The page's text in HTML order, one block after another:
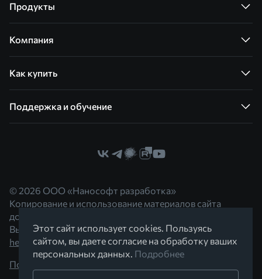
Продукты
Компания
Как купить
Поддержка и обучение
© 2026 ООО «Нанософт разработка»
Копирование и использование материалов сайта
допускается с согласия правообладателя.
Вы можете обратиться к нам по адресу
hello@nanocad.ru
Политика конфиденциальности
Этот сайт использует cookies. Пользуясь
сайтом, вы даете согласие на обработку ваших
персональных данных. Подробнее